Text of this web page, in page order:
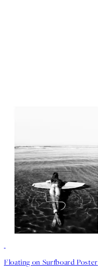
Floating on Surfboard Poster